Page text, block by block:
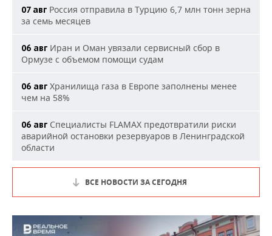
07 авг Россия отправила в Турцию 6,7 млн тонн зерна
за семь месяцев
06 авг Иран и Оман увязали сервисный сбор в
Ормузе с объемом помощи судам
06 авг Хранилища газа в Европе заполнены менее
чем на 58%
06 авг Специалисты FLAMAX предотвратили риски
аварийной остановки резервуаров в Ленинградской
области
ВСЕ НОВОСТИ ЗА СЕГОДНЯ